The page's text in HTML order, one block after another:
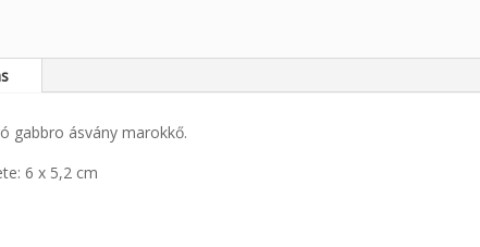
gabbro ásvány marokkő.
6 x 5,2 cm